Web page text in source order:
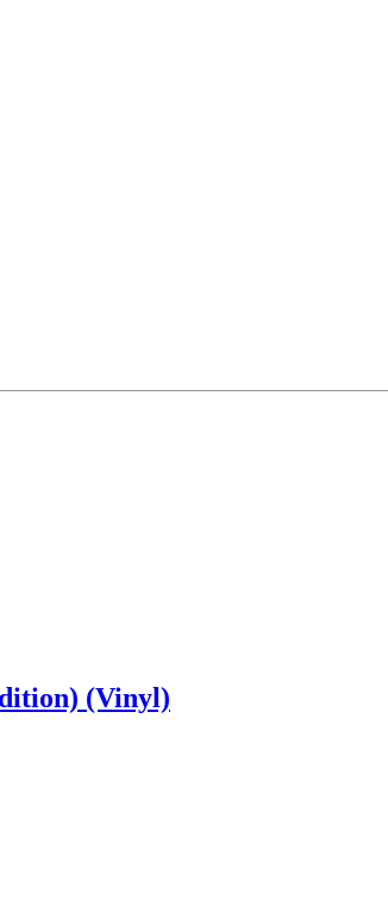
(Vinyl)